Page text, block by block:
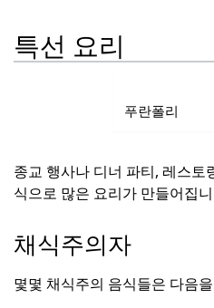
특선 요리
푸란폴리
종교 행사나 디너 파티, 레스토
식으로 많은 요리가 만들어집
채식주의자
몇몇 채식주의 음식들은 다음